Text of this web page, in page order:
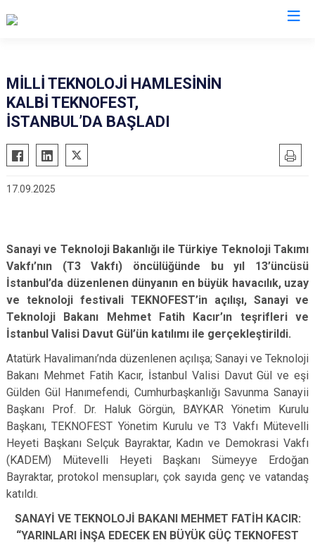
MİLLİ TEKNOLOJİ HAMLESİNİN
KALBİ TEKNOFEST,
İSTANBUL’DA BAŞLADI
17.09.2025
Sanayi ve Teknoloji Bakanlığı ile Türkiye Teknoloji Takımı
Vakfı’nın (T3 Vakfı) öncülüğünde bu yıl 13’üncüsü
İstanbul’da düzenlenen dünyanın en büyük havacılık, uzay
ve teknoloji festivali TEKNOFEST’in açılışı, Sanayi ve
Teknoloji Bakanı Mehmet Fatih Kacır’ın teşrifleri ve
İstanbul Valisi Davut Gül’ün katılımı ile gerçekleştirildi.
Atatürk Havalimanı’nda düzenlenen açılışa; Sanayi ve Teknoloji
Bakanı Mehmet Fatih Kacır, İstanbul Valisi Davut Gül ve eşi
Gülden Gül Hanımefendi, Cumhurbaşkanlığı Savunma Sanayii
Başkanı Prof. Dr. Haluk Görgün, BAYKAR Yönetim Kurulu
Başkanı, TEKNOFEST Yönetim Kurulu ve T3 Vakfı Mütevelli
Heyeti Başkanı Selçuk Bayraktar, Kadın ve Demokrasi Vakfı
(KADEM) Mütevelli Heyeti Başkanı Sümeyye Erdoğan
Bayraktar, protokol mensupları, çok sayıda genç ve vatandaş
katıldı.
SANAYİ VE TEKNOLOJİ BAKANI MEHMET FATİH KACIR:
“YARINLARI İNŞA EDECEK EN BÜYÜK GÜÇ TEKNOFEST